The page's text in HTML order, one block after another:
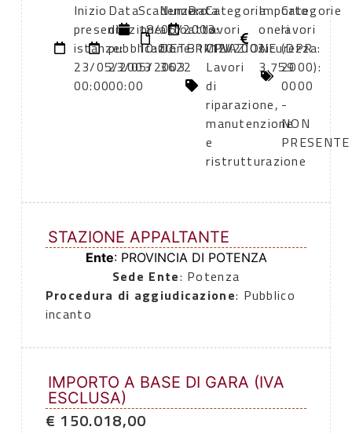
Inizio
presentazione
istanze:
23/05/2003
00:00
Data
di
pubblicazione:
23/05/2003
00:00
Scadenza:
18/06/2003
10:00
Numero
atto:
DETERMINAZIONE
3622
Data
atto:
31/12/2002
Categoria
lavori
CPV:
Lavori
di
riparazione,
manutenzione
e
ristrutturazione
Importo
oneri
sicurezza:
3.759
Categorie
lavori
(DPR
2000):
0000
-
NON
PRESENTE
STAZIONE APPALTANTE
Ente: PROVINCIA DI POTENZA
Sede Ente: Potenza
Procedura di aggiudicazione: Pubblico
incanto
IMPORTO A BASE DI GARA (IVA
ESCLUSA)
€ 150.018,00